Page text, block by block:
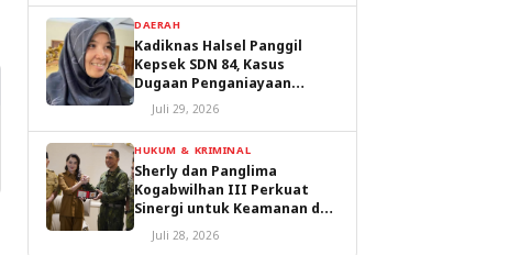
DAERAH
Kadiknas Halsel Panggil
Kepsek SDN 84, Kasus
Dugaan Penganiayaan
Diproses
Juli 29, 2026
HUKUM & KRIMINAL
Sherly dan Panglima
Kogabwilhan III Perkuat
Sinergi untuk Keamanan dan
Pembangunan Malut
Juli 28, 2026